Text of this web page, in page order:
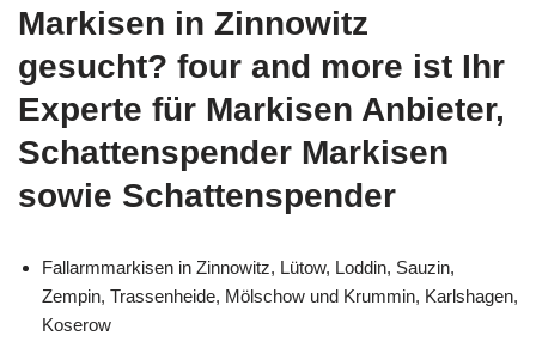
Markisen in Zinnowitz
gesucht? four and more ist Ihr
Experte für Markisen Anbieter,
Schattenspender Markisen
sowie Schattenspender
Fallarmmarkisen in Zinnowitz, Lütow, Loddin, Sauzin,
Zempin, Trassenheide, Mölschow und Krummin, Karlshagen,
Koserow